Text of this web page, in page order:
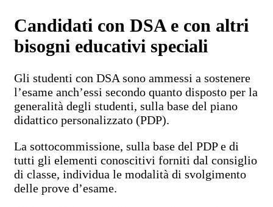
Candidati con DSA e con altri
bisogni educativi speciali
Gli studenti con DSA sono ammessi a sostenere
l’esame anch’essi secondo quanto disposto per la
generalità degli studenti, sulla base del piano
didattico personalizzato (PDP).
La sottocommissione, sulla base del PDP e di
tutti gli elementi conoscitivi forniti dal consiglio
di classe, individua le modalità di svolgimento
delle prove d’esame.